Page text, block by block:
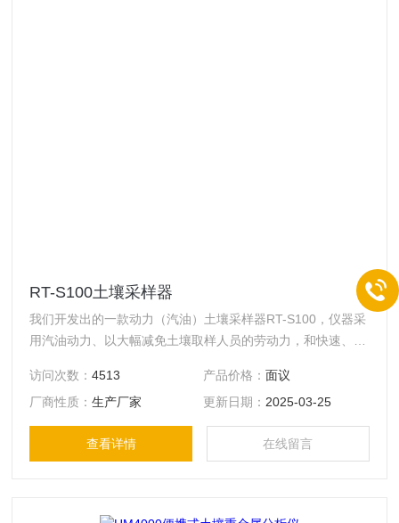
RT-S100土壤采样器
我们开发出的一款动力（汽油）土壤采样器RT-S100，仪器采
用汽油动力、以大幅减免土壤取样人员的劳动力，和快速、简
访问次数：4513 产品价格： 面议
厂商性质：生产厂家 更新日期： 2025-03-25
查看详情 在线留言